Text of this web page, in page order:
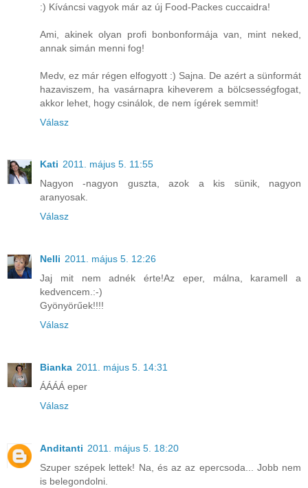
:) Kíváncsi vagyok már az új Food-Packes cuccaidra!
Ami, akinek olyan profi bonbonformája van, mint neked,
annak simán menni fog!
Medv, ez már régen elfogyott :) Sajna. De azért a sünformát
hazaviszem, ha vasárnapra kiheverem a bölcsességfogat,
akkor lehet, hogy csinálok, de nem ígérek semmit!
Válasz
Kati 2011. május 5. 11:55
Nagyon -nagyon guszta, azok a kis sünik, nagyon
aranyosak.
Válasz
Nelli 2011. május 5. 12:26
Jaj mit nem adnék érte!Az eper, málna, karamell a
kedvencem.:-)
Gyönyörűek!!!!
Válasz
Bianka 2011. május 5. 14:31
ÁÁÁÁ eper
Válasz
Anditanti 2011. május 5. 18:20
Szuper szépek lettek! Na, és az az epercsoda... Jobb nem
is belegondolni.